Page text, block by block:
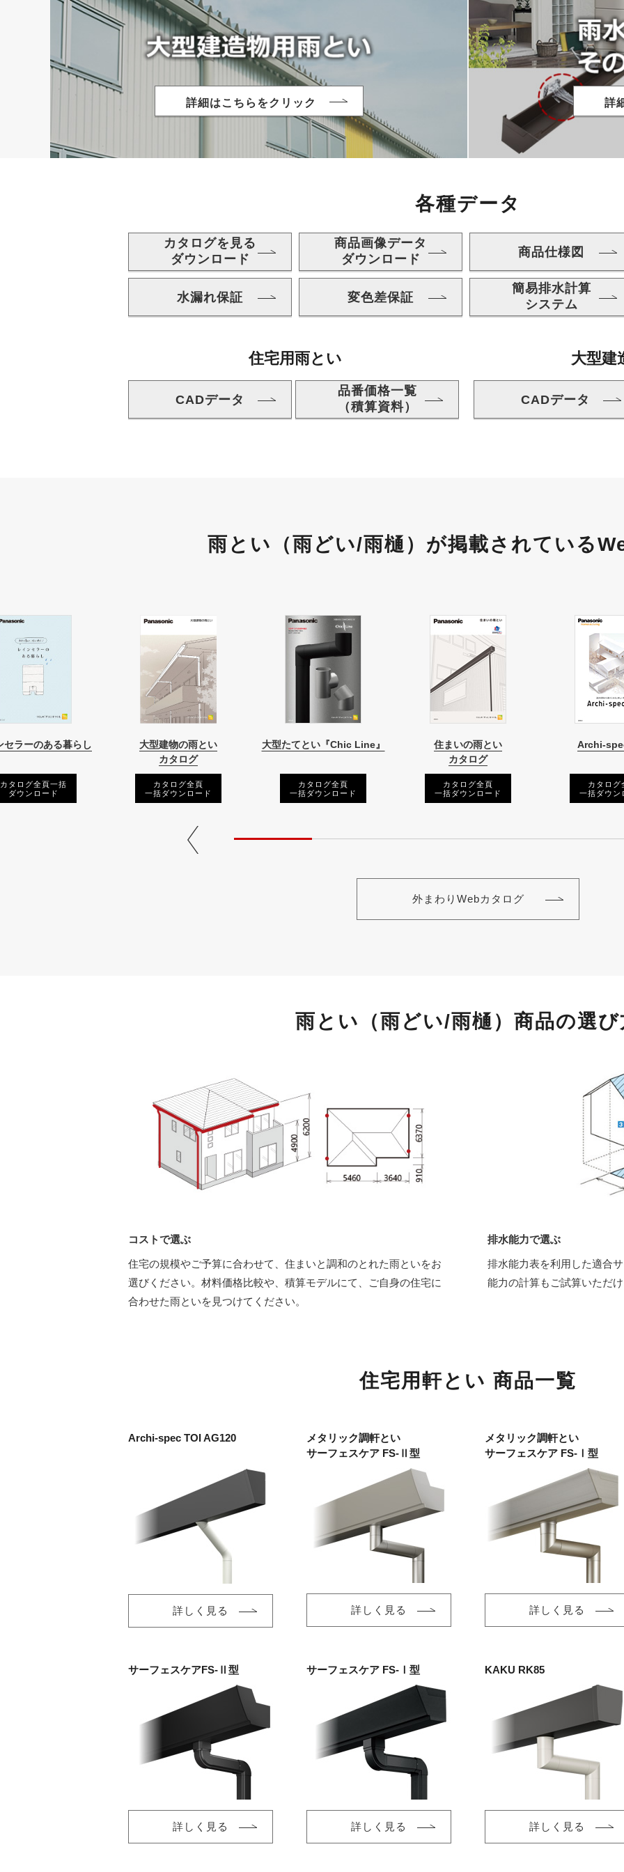
詳細はこちらをクリック 詳
各種データ
カタログを見る
ダウンロード
商品画像データ
ダウンロード
商品仕様図
水漏れ保証 変色差保証
簡易排水計算
システム
住宅用雨とい
CADデータ
品番価格一覧
（積算資料）
大型建
CADデータ
雨とい（雨どい/雨樋）が掲載されている
セラーのある暮らし
カタログ全頁一括
ダウンロード
大型建物の雨とい
カタログ
カタログ全頁
一括ダウンロード
大型たてとい『Chic Line』
カタログ全頁
一括ダウンロード
住まいの雨とい
カタログ
カタログ全頁
一括ダウンロード
Archi-
カタログ
一括ダウン
外まわりWebカタログ
雨とい（雨どい/雨樋） 商品の選び
コストで選ぶ
住宅の規模やご予算に合わせて、住まいと調和のとれた雨といをお
選びください。材料価格比較や、積算モデルにて、ご自身の住宅に
合わせた雨といを見つけてください。
排水能力で選ぶ
排水能力表を利用した適合
能力の計算もご試算いただ
住宅用軒とい 商品一覧
Archi-spec TOI AG120
詳しく見る
メタリック調軒とい
サーフェスケア FS-Ⅱ型
詳しく見る
メタリック調軒とい
サーフェスケア FS-Ⅰ型
詳しく見る
サーフェスケアFS-Ⅱ型
詳しく見る
サーフェスケア FS-Ⅰ型
詳しく見る
KAKU RK85
詳しく見る